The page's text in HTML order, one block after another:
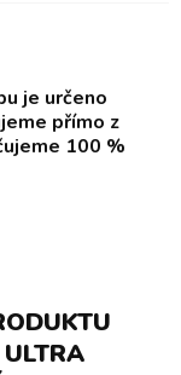
je určeno
přímo z
100 %